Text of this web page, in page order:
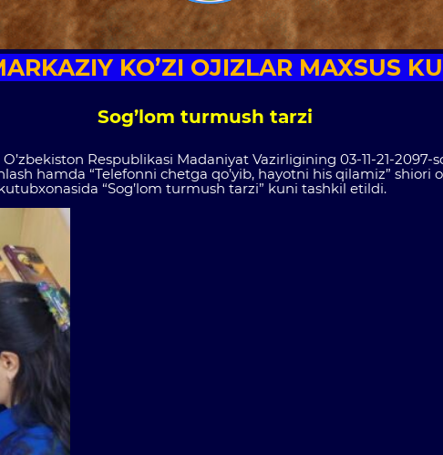
KO’ZI OJIZLAR MAXSUS
Sog’lom turmush tarzi
Respublikasi Madaniyat Vazirligining 03-11-21-2097-
hamda “Telefonni chetga qo’yib, hayotni his qilamiz” shiori
“Sog’lom turmush tarzi” kuni tashkil etildi.